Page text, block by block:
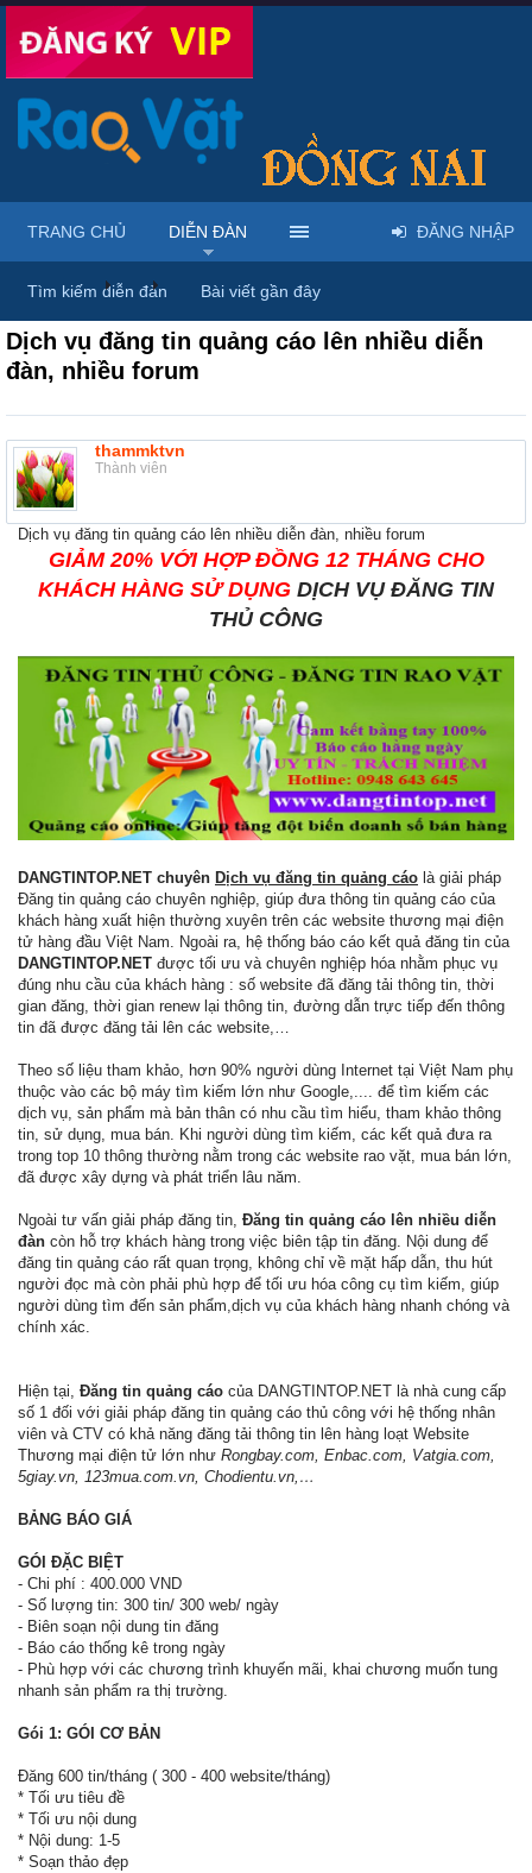
Diễn đàn ... Dịch vụ Internet & IT
Dịch vụ đăng tin quảng cáo lên nhiều diễn
đàn, nhiều forum
thammktvn
Thành viên
Dịch vụ đăng tin quảng cáo lên nhiều diễn đàn, nhiều forum
GIẢM 20% VỚI HỢP ĐỒNG 12 THÁNG CHO
KHÁCH HÀNG SỬ DỤNG DỊCH VỤ ĐĂNG TIN
THỦ CÔNG
DANGTINTOP.NET chuyên Dịch vụ đăng tin quảng cáo là giải pháp
Đăng tin quảng cáo chuyên nghiệp, giúp đưa thông tin quảng cáo của
khách hàng xuất hiện thường xuyên trên các website thương mại điện
tử hàng đầu Việt Nam. Ngoài ra, hệ thống báo cáo kết quả đăng tin của
DANGTINTOP.NET được tối ưu và chuyên nghiệp hóa nhằm phục vụ
đúng nhu cầu của khách hàng : số website đã đăng tải thông tin, thời
gian đăng, thời gian renew lại thông tin, đường dẫn trực tiếp đến thông
tin đã được đăng tải lên các website,…
Theo số liệu tham khảo, hơn 90% người dùng Internet tại Việt Nam phụ
thuộc vào các bộ máy tìm kiếm lớn như Google,.... để tìm kiếm các
dịch vụ, sản phẩm mà bản thân có nhu cầu tìm hiểu, tham khảo thông
tin, sử dụng, mua bán. Khi người dùng tìm kiếm, các kết quả đưa ra
trong top 10 thông thường nằm trong các website rao vặt, mua bán lớn,
đã được xây dựng và phát triển lâu năm.
Ngoài tư vấn giải pháp đăng tin, Đăng tin quảng cáo lên nhiều diễn
đàn còn hỗ trợ khách hàng trong việc biên tập tin đăng. Nội dung để
đăng tin quảng cáo rất quan trọng, không chỉ về mặt hấp dẫn, thu hút
người đọc mà còn phải phù hợp để tối ưu hóa công cụ tìm kiếm, giúp
người dùng tìm đến sản phẩm,dịch vụ của khách hàng nhanh chóng và
chính xác.
Hiện tại, Đăng tin quảng cáo của DANGTINTOP.NET là nhà cung cấp
số 1 đối với giải pháp đăng tin quảng cáo thủ công với hệ thống nhân
viên và CTV có khả năng đăng tải thông tin lên hàng loạt Website
Thương mại điện tử lớn như Rongbay.com, Enbac.com, Vatgia.com,
5giay.vn, 123mua.com.vn, Chodientu.vn,…
BẢNG BÁO GIÁ
GÓI ĐẶC BIỆT
- Chi phí : 400.000 VND
- Số lượng tin: 300 tin/ 300 web/ ngày
- Biên soạn nội dung tin đăng
- Báo cáo thống kê trong ngày
- Phù hợp với các chương trình khuyến mãi, khai chương muốn tung
nhanh sản phẩm ra thị trường.
Gói 1: GÓI CƠ BẢN
Đăng 600 tin/tháng ( 300 - 400 website/tháng)
* Tối ưu tiêu đề
* Tối ưu nội dung
* Nội dung: 1-5
* Soạn thảo đẹp
TRANG CHỦ DIỄN ĐÀN
Tìm kiếm diễn đàn Bài viết gần đây
ĐĂNG NHẬP